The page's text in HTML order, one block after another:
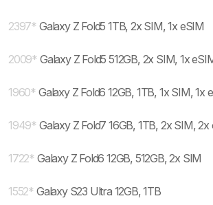
2397* Galaxy Z Fold5 1TB, 2x SIM, 1x eSIM
2009* Galaxy Z Fold5 512GB, 2x SIM, 1x
1960* Galaxy Z Fold6 12GB, 1TB, 1x SIM, 1x
1949* Galaxy Z Fold7 16GB, 1TB, 2x SIM, 2x
1722* Galaxy Z Fold6 12GB, 512GB, 2x SIM
1552* Galaxy S23 Ultra 12GB, 1TB